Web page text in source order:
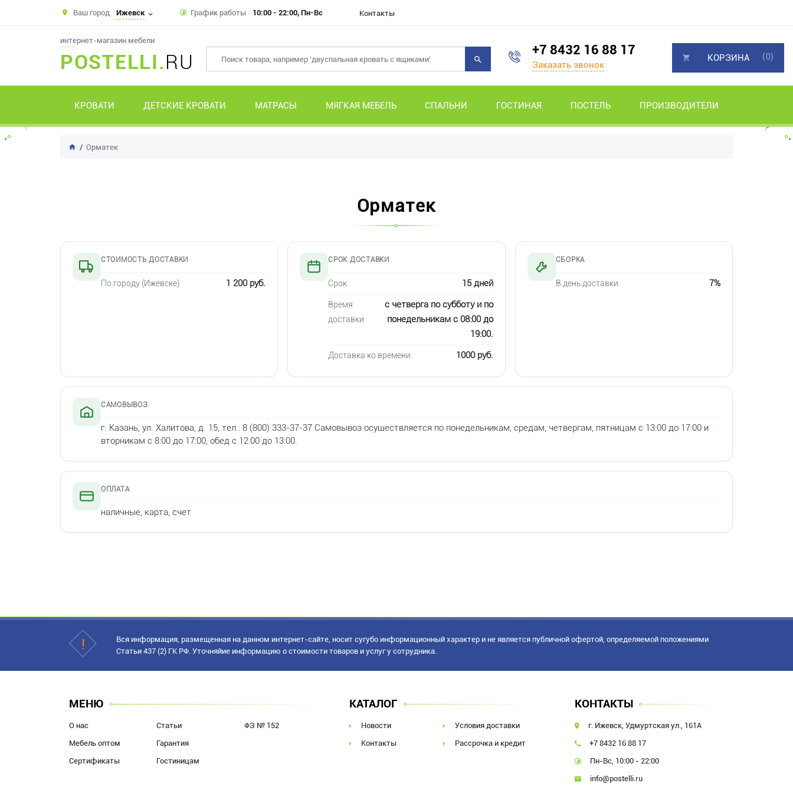
Ваш город Ижевск График работы 10:00 - 22:00, Пн-Вс Контакты
интернет-магазин мебели
POSTELLI.RU
+7 8432 16 88 17
Заказать звонок
КРОВАТИ ДЕТСКИЕ КРОВАТИ МАТРАСЫ МЯГКАЯ МЕБЕЛЬ СПАЛЬНИ ГОСТИНАЯ ПОСТЕЛЬ ПРОИЗВОДИТЕЛИ
КОРЗИНА (0)
Орматек
Орматек
СТОИМОСТЬ ДОСТАВКИ
По городу (Ижевске) 1 200 руб.
СРОК ДОСТАВКИ
Срок 15 дней
Время
доставки
с четверга по субботу и по
понедельникам с 08:00 до
19:00.
Доставка ко времени 1000 руб.
СБОРКА
В день доставки 7%
САМОВЫВОЗ
г. Казань, ул. Халитова, д. 15, тел.: 8 (800) 333-37-37 Самовывоз осуществляется по понедельникам, средам, четвергам, пятницам с 13:00 до 17:00 и
вторникам с 8:00 до 17:00, обед с 12:00 до 13:00.
ОПЛАТА
наличные, карта, счет
Вся информация, размещенная на данном интернет-сайте, носит сугубо информационный характер и не является публичной офертой, определяемой положениями
Статьи 437 (2) ГК РФ. Уточняйие информацию о стоимости товаров и услуг у сотрудника.
МЕНЮ
О нас
Мебель оптом
Сертификаты
Статьи
Гарантия
Гостиницам
ФЗ № 152
КАТАЛОГ
Новости
Контакты
Условия доставки
Рассрочка и кредит
КОНТАКТЫ
г. Ижевск, Удмуртская ул., 161А
+7 8432 16 88 17
Пн-Вс, 10:00 - 22:00
info@postelli.ru